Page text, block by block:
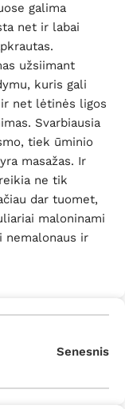
galima
net ir labai
užsiimant
kuris gali
net lėtinės ligos
Svarbiausia
tiek ūminio
masažas. Ir
ne tik
dar tuomet,
maloninami
nemalonaus ir
Senesnis